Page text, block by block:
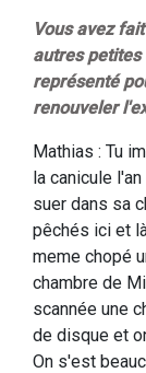
Vous avez
autres petites
représenté
renouveler
Mathias : Tu
la canicule
suer dans sa
pêchés ici et
meme chopé
chambre de
scannée une
de disque et
On s'est